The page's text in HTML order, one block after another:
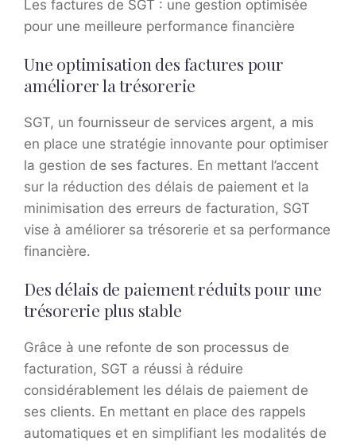
Les factures de SGT : une gestion optimisée
pour une meilleure performance financière
Une optimisation des factures pour
améliorer la trésorerie
SGT, un fournisseur de services argent, a mis
en place une stratégie innovante pour optimiser
la gestion de ses factures. En mettant l’accent
sur la réduction des délais de paiement et la
minimisation des erreurs de facturation, SGT
vise à améliorer sa trésorerie et sa performance
financière.
Des délais de paiement réduits pour une
trésorerie plus stable
Grâce à une refonte de son processus de
facturation, SGT a réussi à réduire
considérablement les délais de paiement de
ses clients. En mettant en place des rappels
automatiques et en simplifiant les modalités de